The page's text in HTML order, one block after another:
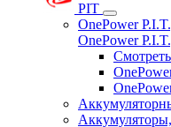
PIT
OnePower
OnePower